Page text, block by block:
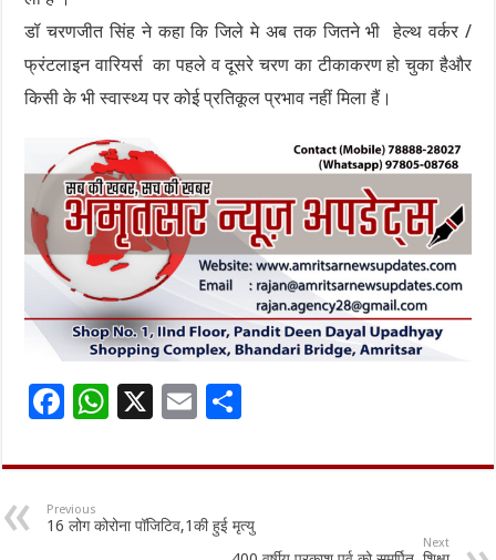
डॉ चरणजीत सिंह ने कहा कि जिले मे अब तक जितने भी हेल्थ वर्कर /
फ्रंटलाइन वारियर्स का पहले व दूसरे चरण का टीकाकरण हो चुका हैऔर
किसी के भी स्वास्थ्य पर कोई प्रतिकूल प्रभाव नहीं मिला हैं।
F
e
b
o
W
at
sA
p
X
E
ai
l
ar
Previous
16 लोग कोरोना पॉजिटिव,1की हुई मृत्यु
Next